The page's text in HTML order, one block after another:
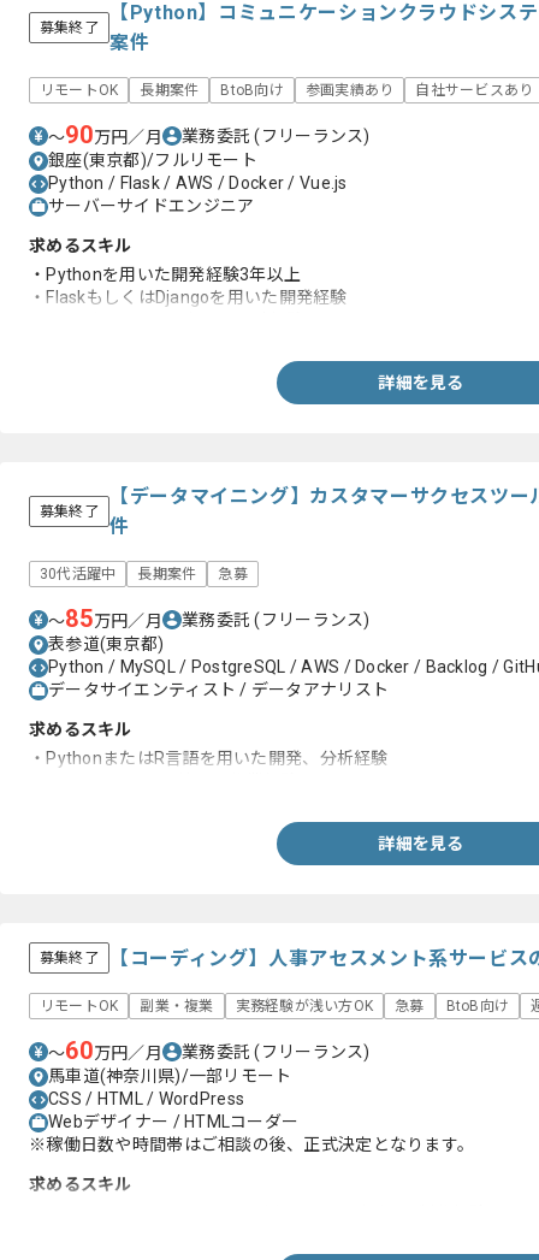
募集終了
【Python】コミュニケーションクラウドシス
案件
リモートOK 長期案件 BtoB向け 参画実績あり 自社サービスあり
〜90万円／月 業務委託(フリーランス)
銀座(東京都)/フルリモート
Python / Flask / AWS / Docker / Vue.js
サーバーサイドエンジニア
求めるスキル
・Pythonを用いた開発経験3年以上
・FlaskもしくはDjangoを用いた開発経験
詳細を見る
募集終了
【データマイニング】カスタマーサクセスツ
件
30代活躍中 長期案件 急募
〜85万円／月 業務委託(フリーランス)
表参道(東京都)
Python / MySQL / PostgreSQL / AWS / Docker / Backlog /
データサイエンティスト / データアナリスト
求めるスキル
・PythonまたはR言語を用いた開発、分析経験
詳細を見る
募集終了 【コーディング】人事アセスメント系サービ
リモートOK 副業・複業 実務経験が浅い方OK 急募 BtoB向け
〜60万円／月 業務委託(フリーランス)
馬車道(神奈川県)/一部リモート
CSS / HTML / WordPress
Webデザイナー / HTMLコーダー
※稼働日数や時間帯はご相談の後、正式決定となります。
求めるスキル